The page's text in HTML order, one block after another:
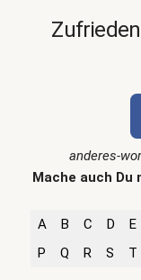
anderes-
Mache auch Du
A
B C D E
P
Q R S T